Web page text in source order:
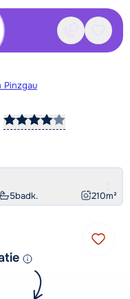
Contact
Pinzgau
5badk. 210m²